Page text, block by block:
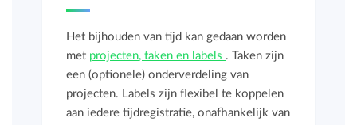
Het bijhouden van tijd kan gedaan worden
met projecten, taken en labels . Taken zijn
een (optionele) onderverdeling van
projecten. Labels zijn flexibel te koppelen
aan iedere tijdregistratie, onafhankelijk van